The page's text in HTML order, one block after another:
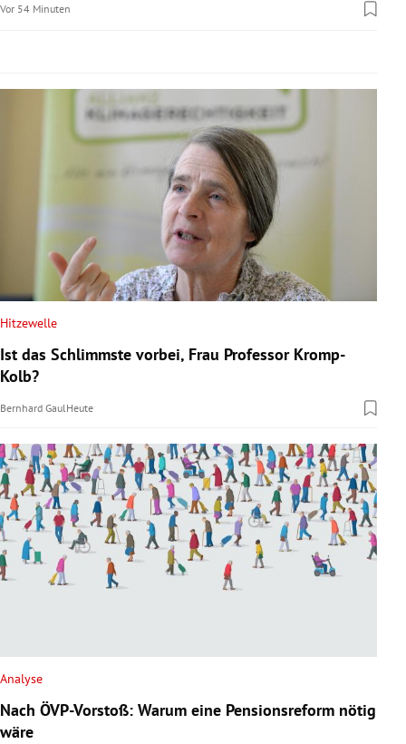
Untermenü
Vor 54 Minuten
Hitzewelle
Ist das Schlimmste vorbei, Frau Professor Kromp-
Kolb?
Bernhard GaulHeute
Analyse
Nach ÖVP-Vorstoß: Warum eine Pensionsreform nötig
wäre